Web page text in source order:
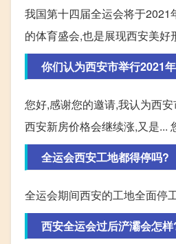
我国第十四届全运会将于
的体育盛会,也是展现西安美好
你们认为西安市举行2021
您好,感谢您的邀请,我认为西
西安新房价格会继续涨,又是...
全运会西安工地都得停吗?
全运会期间西安的工地全面停
西安全运会过后浐灞会怎样